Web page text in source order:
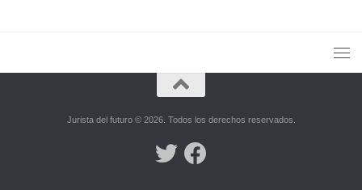
Jurista del futuro © 2026. Todos los derechos reservados.